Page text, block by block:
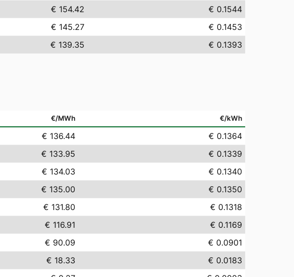
€ 154.42
€ 0.1544
€ 145.27
€ 0.1453
€ 139.35 € 0.1393
€/MWh €/kWh
€ 136.44
€ 0.1364
€ 133.95
€ 0.1339
€ 134.03
€ 0.1340
€ 135.00
€ 0.1350
€ 131.80
€ 0.1318
€ 116.91
€ 0.1169
€ 90.09
€ 0.0901
€ 18.33
€ 0.0183